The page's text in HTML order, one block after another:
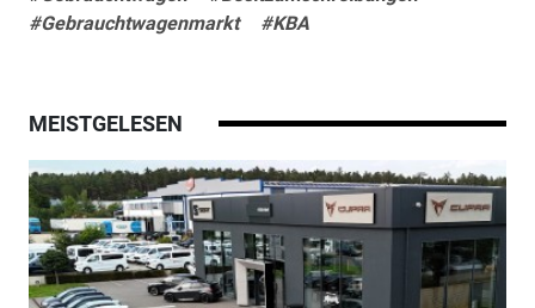
#Gebrauchtwagenmarkt
#KBA
MEISTGELESEN